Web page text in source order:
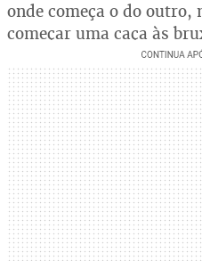
onde começa o do outro,
começar uma caça às